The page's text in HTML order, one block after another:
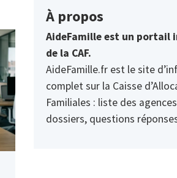
À propos
AideFamille est un portail
de la CAF.
AideFamille.fr est le site
complet sur la Caisse
Familiales : liste des
dossiers, questions